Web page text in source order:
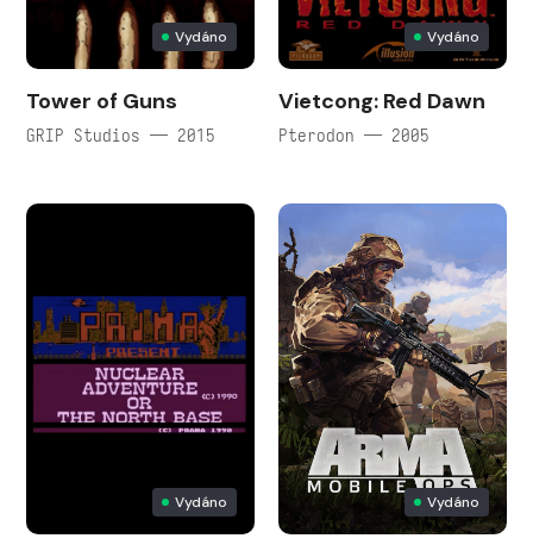
Vydáno
Tower of Guns
GRIP Studios — 2015
Vydáno
Vietcong: Red Dawn
Pterodon — 2005
Vydáno Vydáno